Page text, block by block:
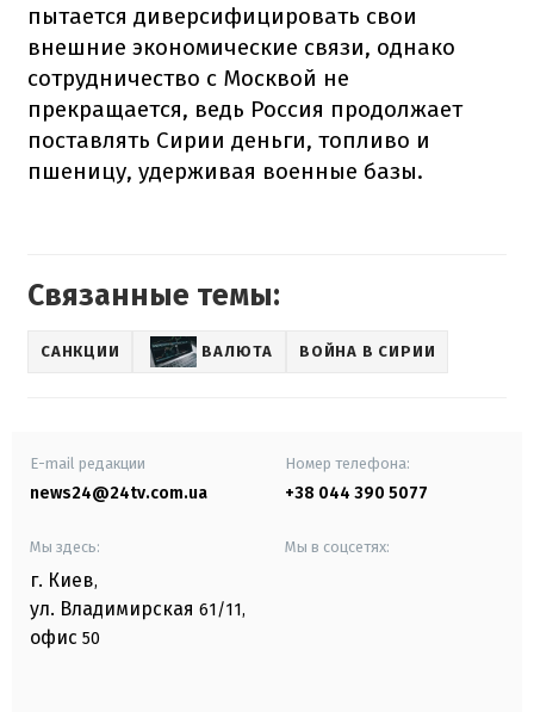
пытается диверсифицировать свои
внешние экономические связи, однако
сотрудничество с Москвой не
прекращается, ведь Россия продолжает
поставлять Сирии деньги, топливо и
пшеницу, удерживая военные базы.
Связанные темы:
САНКЦИИ ВАЛЮТА ВОЙНА В СИРИИ
E-mail редакции
news24@24tv.com.ua
Номер телефона:
+38 044 390 5077
Мы здесь:
г. Киев,
ул. Владимирская 61/11,
офис 50
Мы в соцсетях: